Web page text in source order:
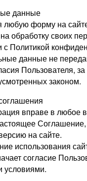
данные
любую форму на
обработку своих
с Политикой
данные не
Пользователя,
законом.
вправе в любое
Соглашение,
на сайте.
использования
согласие
условиями.